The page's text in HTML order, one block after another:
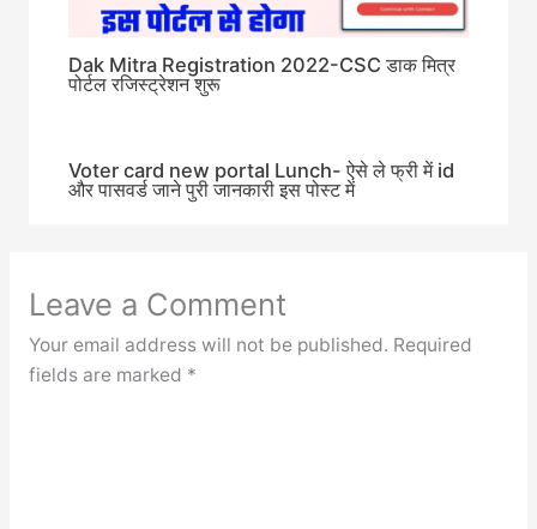
Dak Mitra Registration 2022-CSC डाक मित्र
पोर्टल रजिस्ट्रेशन शुरू
Voter card new portal Lunch- ऐसे ले फ्री में id
और पासवर्ड जाने पुरी जानकारी इस पोस्ट में
Leave a Comment
Your email address will not be published. Required
fields are marked *